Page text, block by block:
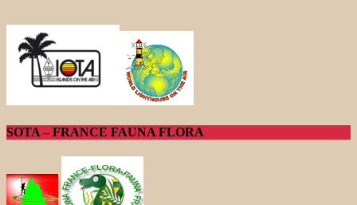
SOTA – FRANCE FAUNA FLORA